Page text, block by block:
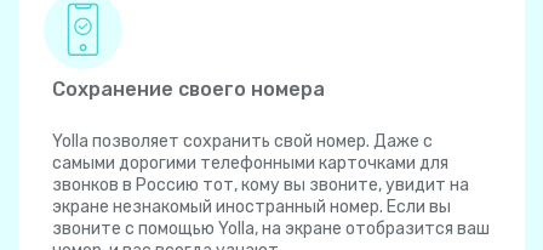
Сохранение своего номера
Yolla позволяет сохранить свой номер. Даже с
самыми дорогими телефонными карточками для
звонков в Россию тот, кому вы звоните, увидит на
экране незнакомый иностранный номер. Если вы
звоните с помощью Yolla, на экране отобразится ваш